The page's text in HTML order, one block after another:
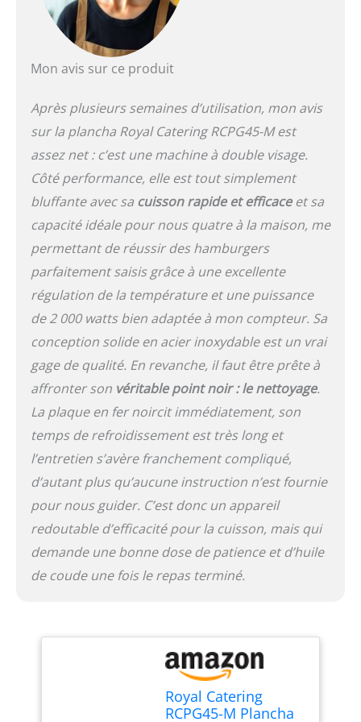
finition de qualité, d'une
enveloppe en acier
plaque de cuisson en fer
Mon avis sur ce produit
Après plusieurs semaines d’utilisation, mon avis
sur la plancha Royal Catering RCPG45-M est
assez net : c’est une machine à double visage.
Côté performance, elle est tout simplement
bluffante avec sa cuisson rapide et efficaceet sa
capacité idéale pour nous quatre à la maison, me
permettant de réussir des hamburgers
parfaitement saisis grâce à une excellente
régulation de la température et une puissance
de 2 000 watts bien adaptée à mon compteur. Sa
conception solide en acier inoxydable est un vrai
gage de qualité. En revanche, il faut être prête à
affronter son véritable point noir : le nettoyage.
La plaque en fer noircit immédiatement, son
temps de refroidissement est très long et
l’entretien s’avère franchement compliqué,
d’autant plus qu’aucune instruction n’est fournie
pour nous guider. C’est donc un appareil
redoutable d’efficacité pour la cuisson, mais qui
demande une bonne dose de patience et d’huile
de coude une fois le repas terminé.
Royal Catering
RCPG45-M Plancha